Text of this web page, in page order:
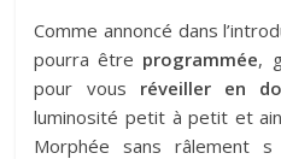
Comme annoncé dans
pourra être programmée,
pour vous réveiller en
luminosité petit à petit et
Morphée sans râlement s